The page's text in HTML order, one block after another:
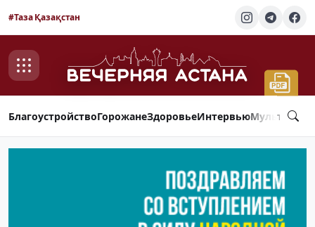
#Таза Қазақстан
БлагоустройствоГорожанеЗдоровьеИнтервью